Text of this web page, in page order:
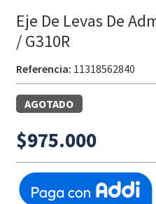
Eje De Levas De
/ G310R
Referencia: 11318562840
AGOTADO
$975.000